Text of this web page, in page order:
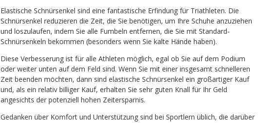
Elastische Schnürsenkel sind eine fantastische Erfindung für Triathleten. Die
Schnürsenkel reduzieren die Zeit, die Sie benötigen, um Ihre Schuhe anzuziehen
und loszulaufen, indem Sie alle Fumbeln entfernen, die Sie mit Standard-
Schnürsenkeln bekommen (besonders wenn Sie kalte Hände haben).
Diese Verbesserung ist für alle Athleten möglich, egal ob Sie auf dem Podium
oder weiter unten auf dem Feld sind. Wenn Sie mit einer insgesamt schnelleren
Zeit beenden möchten, dann sind elastische Schnürsenkel ein großartiger Kauf
und, als ein relativ billiger Kauf, erhalten Sie sehr guten Knall für Ihr Geld
angesichts der potenziell hohen Zeitersparnis.
Gedanken über Komfort und Unterstützung sind bei Sportlern üblich, die darüber